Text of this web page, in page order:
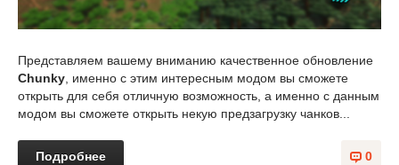
Представляем вашему вниманию качественное обновление
Chunky , именно с этим интересным модом вы сможете
открыть для себя отличную возможность, а именно с данным
модом вы сможете открыть некую предзагрузку чанков...
0
Подробнее